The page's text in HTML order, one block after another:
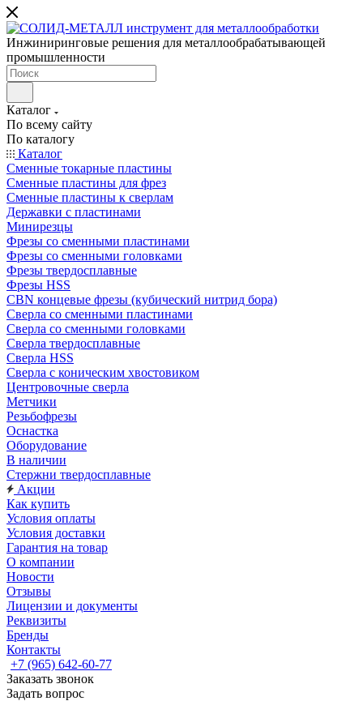
Инжиниринговые решения для металлообрабатывающей
промышленности
Каталог
По всему сайту
По каталогу
Каталог
Сменные токарные пластины
Сменные пластины для фрез
Сменные пластины к сверлам
Державки с пластинами
Минирезцы
Фрезы со сменными пластинами
Фрезы со сменными головками
Фрезы твердосплавные
Фрезы HSS
CBN концевые фрезы (кубический нитрид бора)
Сверла со сменными пластинами
Сверла со сменными головками
Сверла твердосплавные
Сверла HSS
Сверла с коническим хвостовиком
Центровочные сверла
Метчики
Резьбофрезы
Оснастка
Оборудование
В наличии
Стержни твердосплавные
Акции
Как купить
Условия оплаты
Условия доставки
Гарантия на товар
О компании
Новости
Отзывы
Лицензии и документы
Реквизиты
Бренды
Контакты
+7 (965) 642-60-77
Заказать звонок
Задать вопрос